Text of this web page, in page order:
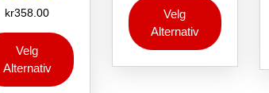
Vurdert
5.00
av 5
kr358.00
Velg
Alternativ
produktet
har
Velg
Alternativ
produktet
har
varianter.